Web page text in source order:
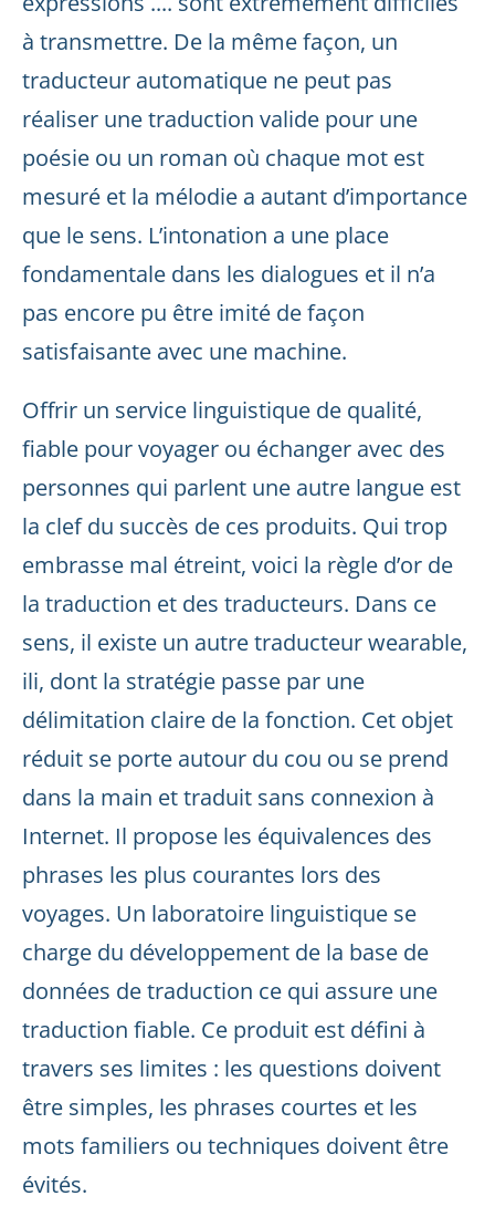
à transmettre. De la même façon, un
traducteur automatique ne peut pas
réaliser une traduction valide pour une
poésie ou un roman où chaque mot est
mesuré et la mélodie a autant d’importance
que le sens. L’intonation a une place
fondamentale dans les dialogues et il n’a
pas encore pu être imité de façon
satisfaisante avec une machine.
Offrir un service linguistique de qualité,
fiable pour voyager ou échanger avec des
personnes qui parlent une autre langue est
la clef du succès de ces produits. Qui trop
embrasse mal étreint, voici la règle d’or de
la traduction et des traducteurs. Dans ce
sens, il existe un autre traducteur wearable,
ili, dont la stratégie passe par une
délimitation claire de la fonction. Cet objet
réduit se porte autour du cou ou se prend
dans la main et traduit sans connexion à
Internet. Il propose les équivalences des
phrases les plus courantes lors des
voyages. Un laboratoire linguistique se
charge du développement de la base de
données de traduction ce qui assure une
traduction fiable. Ce produit est défini à
travers ses limites : les questions doivent
être simples, les phrases courtes et les
mots familiers ou techniques doivent être
évités.